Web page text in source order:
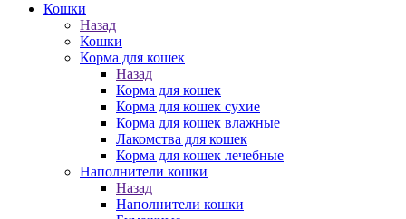
Кошки
Назад
Кошки
Корма для кошек
Назад
Корма для кошек
Корма для кошек сухие
Корма для кошек влажные
Лакомства для кошек
Корма для кошек лечебные
Наполнители кошки
Назад
Наполнители кошки